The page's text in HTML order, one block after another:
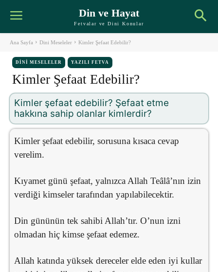
Din ve Hayat
Fetvalar ve Dini Konular
Ana Sayfa Dini Meseleler Kimler Şefaat Edebilir?
DINI MESELELER YAZILI FETVA
Kimler Şefaat Edebilir?
Kimler şefaat edebilir? Şefaat etme
hakkına sahip olanlar kimlerdir?
Kimler şefaat edebilir, sorusuna kısaca cevap
verelim.
Kıyamet günü şefaat, yalnızca Allah Teâlâ’nın izin
verdiği kimseler tarafından yapılabilecektir.
Din gününün tek sahibi Allah’tır. O’nun izni
olmadan hiç kimse şefaat edemez.
Allah katında yüksek dereceler elde eden iyi kullar